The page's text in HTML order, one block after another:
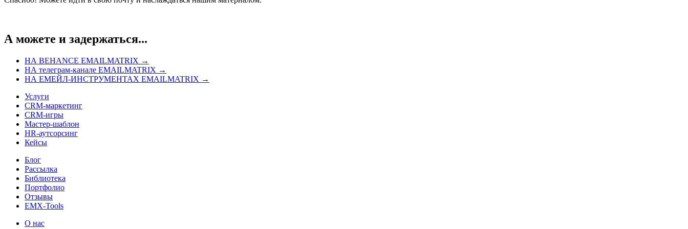
А можете и задержаться...
НА BEHANCE EMAILMATRIX →
НА телеграм-канале EMAILMATRIX →
НА ЕМЕЙЛ-ИНСТРУМЕНТАХ EMAILMATRIX →
Услуги
CRM-маркетинг
CRM-игры
Мастер-шаблон
HR-аутсорсинг
Кейсы
Блог
Рассылка
Библиотека
Портфолио
Отзывы
EMX-Tools
О нас